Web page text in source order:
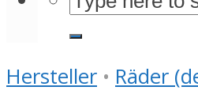
Hersteller • Räder